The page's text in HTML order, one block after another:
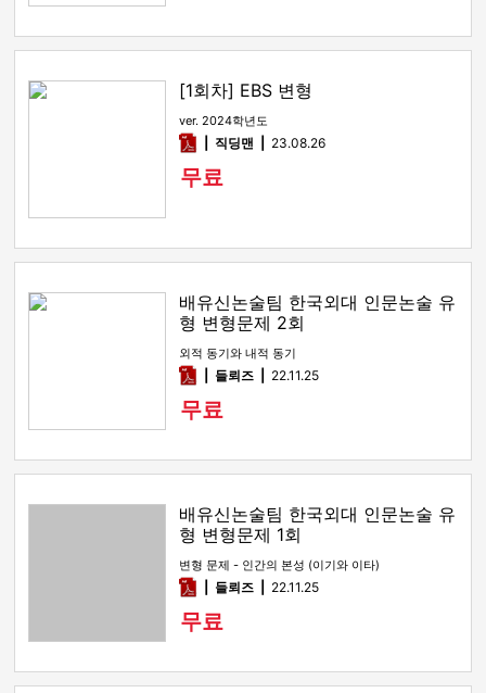
[1회차] EBS 변형
ver. 2024학년도
pdf직딩맨 23.08.26
무료
배유신논술팀 한국외대 인문논술 유
형 변형문제 2회
외적 동기와 내적 동기
pdf들뢰즈 22.11.25
무료
배유신논술팀 한국외대 인문논술 유
형 변형문제 1회
변형 문제 - 인간의 본성 (이기와 이타)
pdf들뢰즈 22.11.25
무료